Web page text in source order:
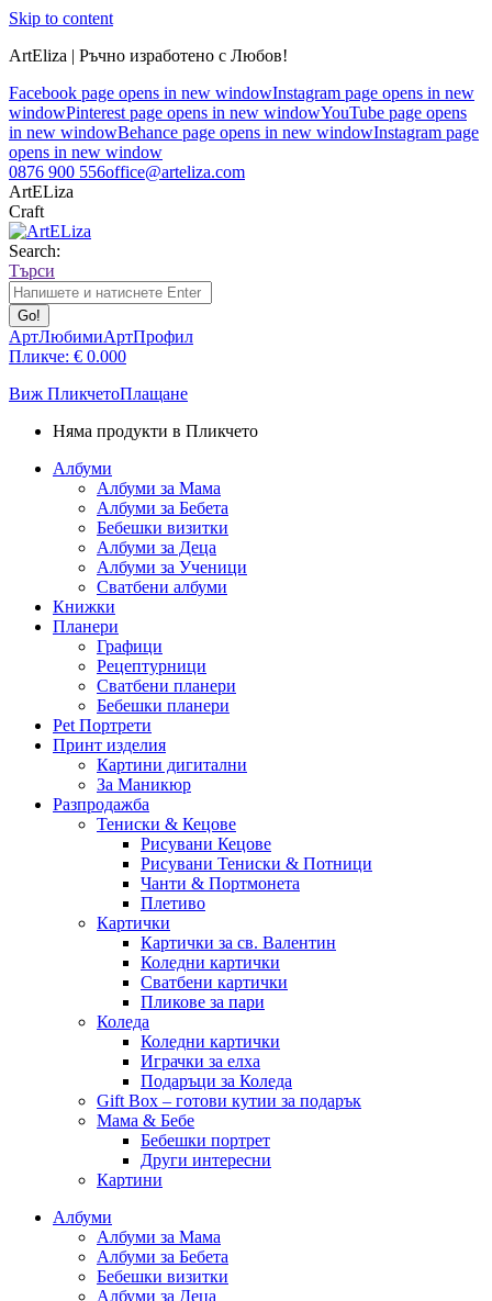
Skip to content
ArtEliza | Ръчно изработено с Любов!
Facebook page opens in new windowInstagram page opens in new
windowPinterest page opens in new windowYouTube page opens
in new windowBehance page opens in new windowInstagram page
opens in new window
0876 900 556office@arteliza.com
ArtELiza
Craft
Search:
Търси
АртЛюбимиАртПрофил
Пликче: € 0.000
Виж ПликчетоПлащане
Няма продукти в Пликчето
Албуми
Албуми за Мама
Албуми за Бебета
Бебешки визитки
Албуми за Деца
Албуми за Ученици
Сватбени албуми
Книжки
Планери
Графици
Рецептурници
Сватбени планери
Бебешки планери
Pet Портрети
Принт изделия
Картини дигитални
За Маникюр
Разпродажба
Тениски & Кецове
Рисувани Кецове
Рисувани Тениски & Потници
Чанти & Портмонета
Плетиво
Картички
Картички за св. Валентин
Коледни картички
Сватбени картички
Пликове за пари
Коледа
Коледни картички
Играчки за елха
Подаръци за Коледа
Gift Box – готови кутии за подарък
Мама & Бебе
Бебешки портрет
Други интересни
Картини
Албуми
Албуми за Мама
Албуми за Бебета
Бебешки визитки
Албуми за Деца